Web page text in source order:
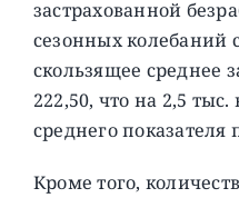
застрахованной
сезонных колебаний
скользящее среднее
222,50, что на 2,5
среднего
Кроме того,